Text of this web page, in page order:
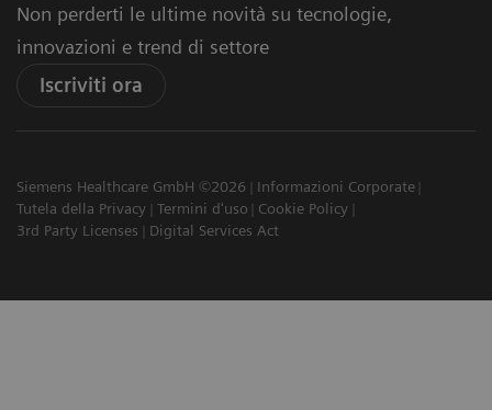
Non perderti le ultime novità su tecnologie,
innovazioni e trend di settore
Iscriviti ora
Siemens Healthcare GmbH ©2026
Informazioni Corporate
Tutela della Privacy
Termini d'uso
Cookie Policy
3rd Party Licenses
Digital Services Act